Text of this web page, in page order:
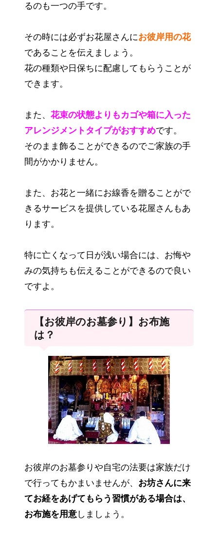
るのも一つの手です。
その時には必ずお花屋さんにお彼岸用の花
であることを伝えましょう。
花の種類や日保ちに配慮してもらうことが
できます。
また、 花束の状態よりもカゴや箱に入った
アレンジメントタイプがおすすめです。
そのまま飾ることができるのでご家族の手
間がかかりません。
また、お花と一緒にお線香を贈ることがで
きるサービスを提供している花屋さんもあ
ります。
特に亡くなって日が浅い場合には、お悔や
みの気持ちも伝えることができるので良い
ですよ。
【お彼岸のお墓参り】お布施
は？
お彼岸のお墓参りや自宅の法要は家族だけ
で行ってもかまいませんが、 お坊さんに来
てお経をあげてもらう習慣がある場合は、
お布施を用意 しましょう。